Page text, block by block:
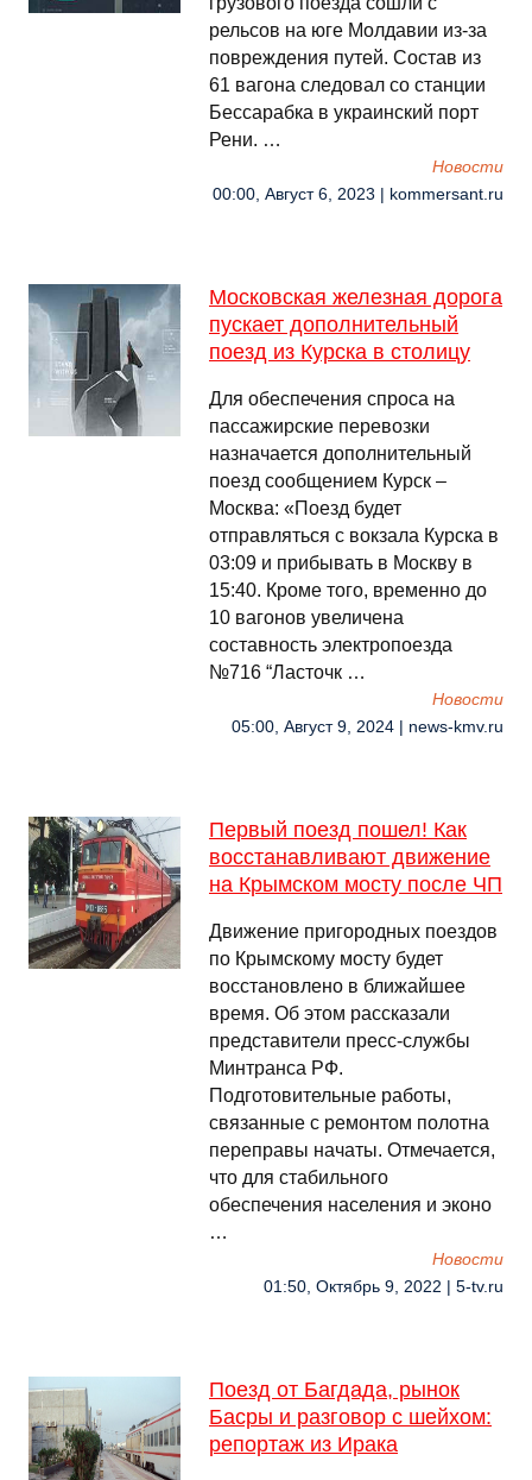
рельсов на юге Молдавии из-за
повреждения путей. Состав из
61 вагона следовал со станции
Бессарабка в украинский порт
Рени. …
Новости
00:00, Август 6, 2023 | kommersant.ru
Московская железная дорога
пускает дополнительный
поезд из Курска в столицу
Для обеспечения спроса на
пассажирские перевозки
назначается дополнительный
поезд сообщением Курск –
Москва: «Поезд будет
отправляться с вокзала Курска в
03:09 и прибывать в Москву в
15:40. Кроме того, временно до
10 вагонов увеличена
составность электропоезда
№716 “Ласточк …
Новости
05:00, Август 9, 2024 | news-kmv.ru
Первый поезд пошел! Как
восстанавливают движение
на Крымском мосту после ЧП
Движение пригородных поездов
по Крымскому мосту будет
восстановлено в ближайшее
время. Об этом рассказали
представители пресс-службы
Минтранса РФ.
Подготовительные работы,
связанные с ремонтом полотна
переправы начаты. Отмечается,
что для стабильного
обеспечения населения и эконо
…
Новости
01:50, Октябрь 9, 2022 | 5-tv.ru
Поезд от Багдада, рынок
Басры и разговор с шейхом:
репортаж из Ирака